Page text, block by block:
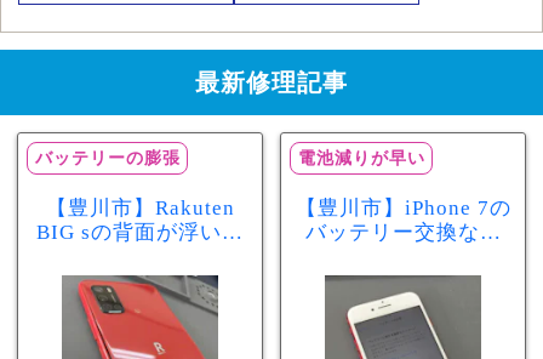
最新修理記事
バッテリーの膨張
【豊川市】Rakuten
BIG sの背面が浮いて
リー膨張のサインか
もしれません！バッ
テリー交換修理事例
電池減りが早い
【豊川市】iPhone 7の
バッテリー交換なら
最大容量70％で電池
の減りが早い症状も
当日60分で改善